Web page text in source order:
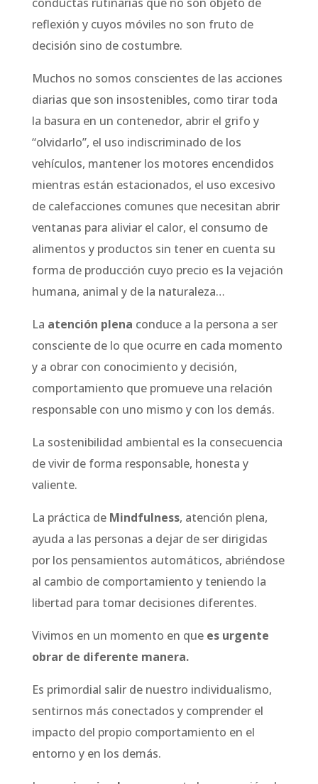
reflexión y cuyos móviles no son fruto de
decisión sino de costumbre.
Muchos no somos conscientes de las acciones
diarias que son insostenibles, como tirar toda
la basura en un contenedor, abrir el grifo y
“olvidarlo”, el uso indiscriminado de los
vehículos, mantener los motores encendidos
mientras están estacionados, el uso excesivo
de calefacciones comunes que necesitan abrir
ventanas para aliviar el calor, el consumo de
alimentos y productos sin tener en cuenta su
forma de producción cuyo precio es la vejación
humana, animal y de la naturaleza…
La atención plena conduce a la persona a ser
consciente de lo que ocurre en cada momento
y a obrar con conocimiento y decisión,
comportamiento que promueve una relación
responsable con uno mismo y con los demás.
La sostenibilidad ambiental es la consecuencia
de vivir de forma responsable, honesta y
valiente.
La práctica de Mindfulness, atención plena,
ayuda a las personas a dejar de ser dirigidas
por los pensamientos automáticos, abriéndose
al cambio de comportamiento y teniendo la
libertad para tomar decisiones diferentes.
Vivimos en un momento en que es urgente
obrar de diferente manera.
Es primordial salir de nuestro individualismo,
sentirnos más conectados y comprender el
impacto del propio comportamiento en el
entorno y en los demás.